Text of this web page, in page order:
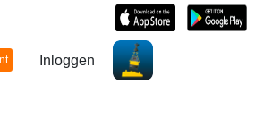
Inloggen